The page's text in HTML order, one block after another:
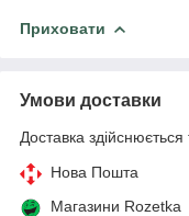
Приховати
Умови доставки
Доставка здійснюється
Нова Пошта
Магазини Rozetka